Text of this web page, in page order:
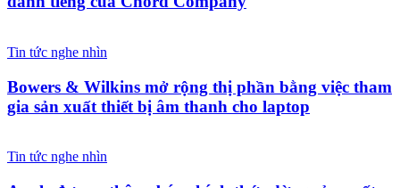
Tin tức nghe nhìn
Bowers & Wilkins mở rộng thị phần bằng việc tham
gia sản xuất thiết bị âm thanh cho laptop
Tin tức nghe nhìn